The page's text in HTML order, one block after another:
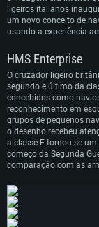
Mínimo
Mínimo
Mínimo
ligeiros italianos
um novo conceito de
usando a experiência
HMS Enterprise
O cruzador ligeiro
segundo e último da
concebidos como
reconhecimento em
grupos de pequenos
o desenho recebeu
a classe E tornou-se
começo da Segunda
comparação com as